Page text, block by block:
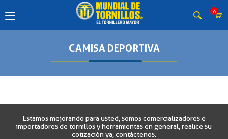
0
CAMISA DEPORTIVA
Estamos mejorando para usted, somos comercializadores e
importadores de tornillos y herramientas en general, realice su
cotización ya, contáctenos.